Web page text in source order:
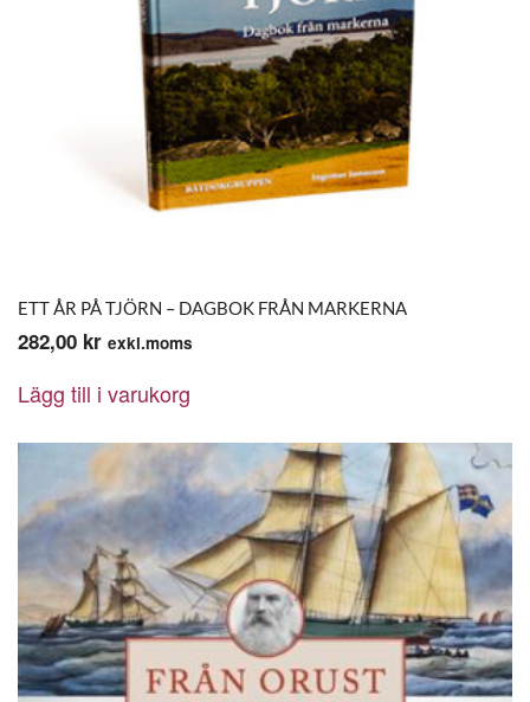
ETT ÅR PÅ TJÖRN – DAGBOK FRÅN MARKERNA
282,00 kr exkl.moms
Lägg till i varukorg